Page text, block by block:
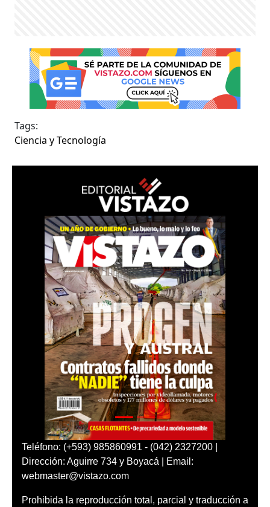
Tags:
Ciencia y Tecnología
Teléfono: (+593) 985860991 - (042) 2327200 |
Dirección: Aguirre 734 y Boyacá | Email:
webmaster@vistazo.com
Prohibida la reproducción total, parcial y traducción a